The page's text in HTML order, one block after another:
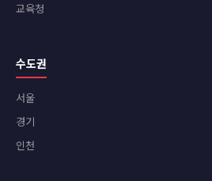
교육청
수도권
서울
경기
인천